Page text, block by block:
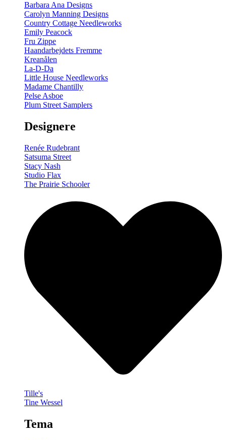
Barbara Ana Designs
Carolyn Manning Designs
Country Cottage Needleworks
Emily Peacock
Fru Zippe
Haandarbejdets Fremme
Kreanålen
La-D-Da
Little House Needleworks
Madame Chantilly
Pelse Asboe
Plum Street Samplers
Designere
Renée Rudebrant
Satsuma Street
Stacy Nash
Studio Flax
The Prairie Schooler
Tille's
Tine Wessel
Tema